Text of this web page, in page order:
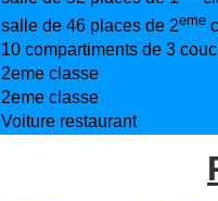
salle de 46 places de 2eme
10 compartiments de 3
2eme classe
2eme classe
Voiture restaurant